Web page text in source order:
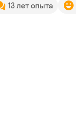
13 лет опыта